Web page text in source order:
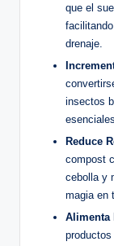
que el
drenaje.
insectos
Reduce
compost
cebolla y
magia en
Alimenta